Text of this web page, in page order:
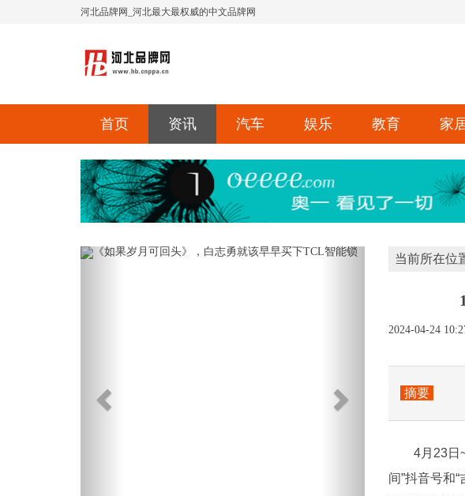
河北品牌网_河北最大最权威的中文品牌网
首页 资讯 汽车 娱乐 教育 家
Previous Next 当前所在位
2024-04-24
摘要
4月23日
间”抖音号和